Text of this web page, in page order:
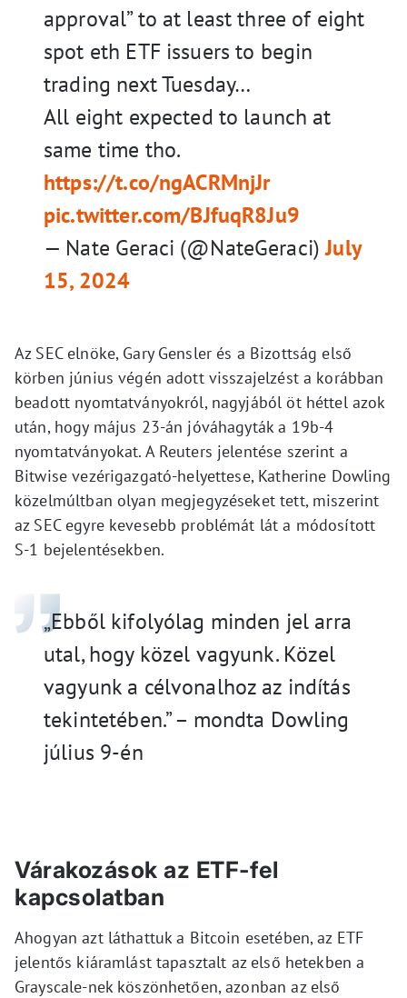
approval” to at least three of eight
spot eth ETF issuers to begin
trading next Tuesday…
All eight expected to launch at
same time tho.
https://t.co/ngACRMnjJr
pic.twitter.com/BJfuqR8Ju9
— Nate Geraci (@NateGeraci)July
15, 2024
Az SEC elnöke, Gary Gensler és a Bizottság első
körben június végén adott visszajelzést a korábban
beadott nyomtatványokról, nagyjából öt héttel azok
után, hogy május 23-án jóváhagyták a 19b-4
nyomtatványokat. A Reuters jelentése szerint a
Bitwise vezérigazgató-helyettese, Katherine Dowling
közelmúltban olyan megjegyzéseket tett, miszerint
az SEC egyre kevesebb problémát lát a módosított
S-1 bejelentésekben.
„Ebből kifolyólag minden jel arra
utal, hogy közel vagyunk. Közel
vagyunk a célvonalhoz az indítás
tekintetében.” – mondta Dowling
július 9-én
Várakozások az ETF-fel
kapcsolatban
Ahogyan azt láthattuk a Bitcoin esetében, az ETF
jelentős kiáramlást tapasztalt az első hetekben a
Grayscale-nek köszönhetően, azonban az első